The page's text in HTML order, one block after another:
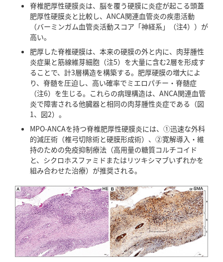
脊椎肥厚性硬膜炎は、脳を覆う硬膜に炎症が起こる頭蓋
肥厚性硬膜炎と比較し、ANCA関連血管炎の疾患活動
（バーミンガム血管炎活動スコア「神経系」（注4））が
高い。
肥厚した脊椎硬膜は、本来の硬膜の外と内に、肉芽腫性
炎症巣と筋線維芽細胞（注5）を大量に含む2層を形成す
ることで、計3層構造を構築する。肥厚硬膜の増大によ
り、脊髄を圧迫し、高い確率でミエロパチー・脊髄症
（注6）を生じる。これらの病理構造は、ANCA関連血管
炎で障害される他臓器と相同の肉芽腫性炎症である（図
1、図2）。
MPO-ANCAを持つ脊椎肥厚性硬膜炎には、①迅速な外科
的減圧術（椎弓切除術と硬膜形成術）、②寛解導入・維
持のための免疫抑制療法（高用量の糖質コルチコイド
と、シクロホスファミドまたはリツキシマブいずれかを
組み合わせた治療）が推奨される。